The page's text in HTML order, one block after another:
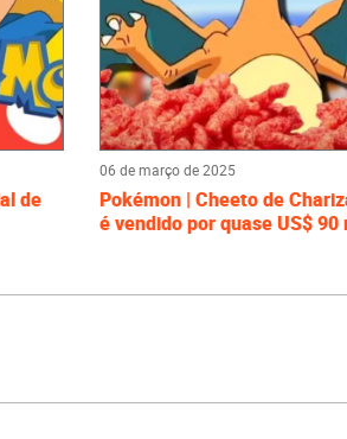
de
06 de março de 2025
Pokémon | Cheeto de
é vendido por quase US$